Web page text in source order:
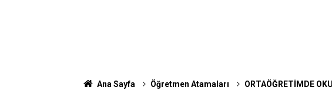
Ana Sayfa Öğretmen Atamaları ORTAÖĞRETİMDE